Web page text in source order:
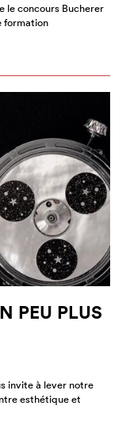
le concours Bucherer
formation
PEU PLUS
invite à lever notre
esthétique et